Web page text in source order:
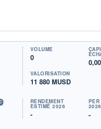
VOLUME
0
VALORISATION
11 880 MUSD
RENDEMENT
ESTIMÉ 2026
-
PER
2026
-